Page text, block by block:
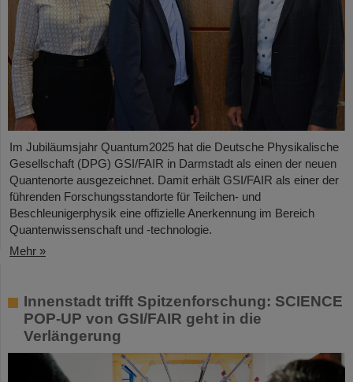
Im Jubiläumsjahr Quantum2025 hat die Deutsche Physikalische
Gesellschaft (DPG) GSI/FAIR in Darmstadt als einen der neuen
Quantenorte ausgezeichnet. Damit erhält GSI/FAIR als einer der
führenden Forschungsstandorte für Teilchen- und
Beschleunigerphysik eine offizielle Anerkennung im Bereich
Quantenwissenschaft und -technologie.
Mehr »
Innenstadt trifft Spitzenforschung: SCIENCE
POP-UP von GSI/FAIR geht in die
Verlängerung